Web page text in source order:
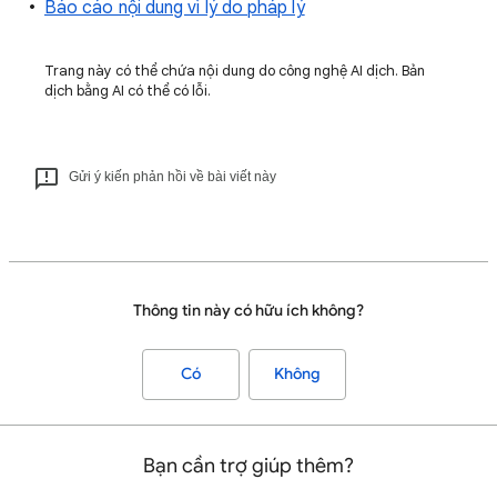
Báo cáo nội dung vì lý do pháp lý
Trang này có thể chứa nội dung do công nghệ AI dịch. Bản
dịch bằng AI có thể có lỗi.
Gửi ý kiến phản hồi về bài viết này
Thông tin này có hữu ích không?
Có Không
Bạn cần trợ giúp thêm?